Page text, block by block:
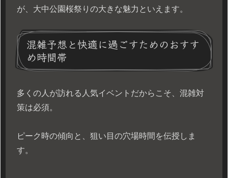
が、大中公園桜祭りの大きな魅力といえます。
混雑予想と快適に過ごすためのおすす
め時間帯
多くの人が訪れる人気イベントだからこそ、混雑対
策は必須。
ピーク時の傾向と、狙い目の穴場時間を伝授しま
す。